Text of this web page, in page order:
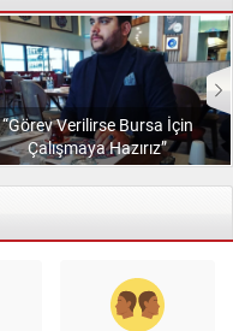
“Görev Verilirse Bursa İçin
Çalışmaya Hazırız”